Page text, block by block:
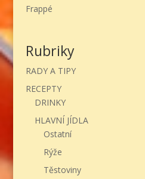
Frappé
Rubriky
RADY A TIPY
RECEPTY
DRINKY
HLAVNÍ JÍDLA
Ostatní
Rýže
Těstoviny